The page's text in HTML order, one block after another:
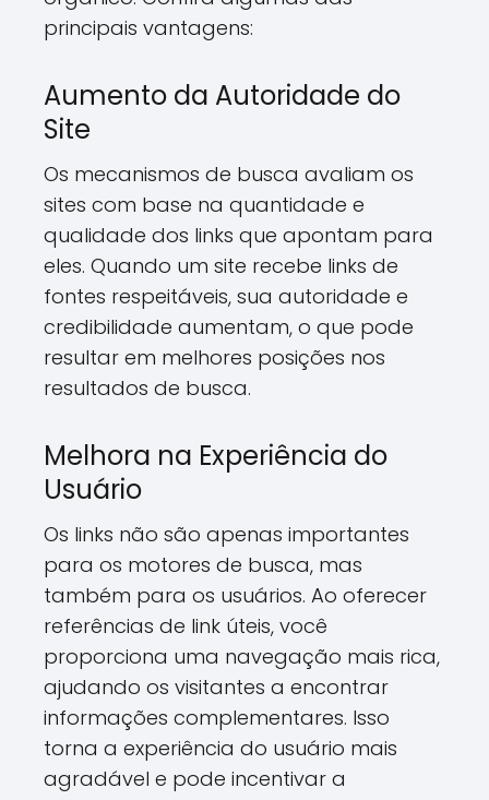
principais vantagens:
Aumento da Autoridade do
Site
Os mecanismos de busca avaliam os
sites com base na quantidade e
qualidade dos links que apontam para
eles. Quando um site recebe links de
fontes respeitáveis, sua autoridade e
credibilidade aumentam, o que pode
resultar em melhores posições nos
resultados de busca.
Melhora na Experiência do
Usuário
Os links não são apenas importantes
para os motores de busca, mas
também para os usuários. Ao oferecer
referências de link úteis, você
proporciona uma navegação mais rica,
ajudando os visitantes a encontrar
informações complementares. Isso
torna a experiência do usuário mais
agradável e pode incentivar a